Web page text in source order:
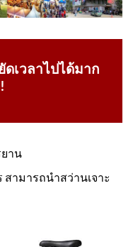
ดเวลาไปได้มาก
าน
สามารถนำสว่านเจาะ